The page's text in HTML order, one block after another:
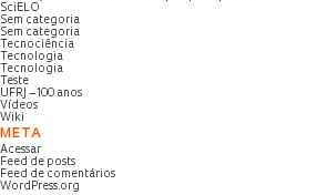
SciELO
Sem categoria
Sem categoria
Tecnociência
Tecnologia
Tecnologia
Teste
UFRJ – 100 anos
Vídeos
Wiki
META
Acessar
Feed de posts
Feed de comentários
WordPress.org